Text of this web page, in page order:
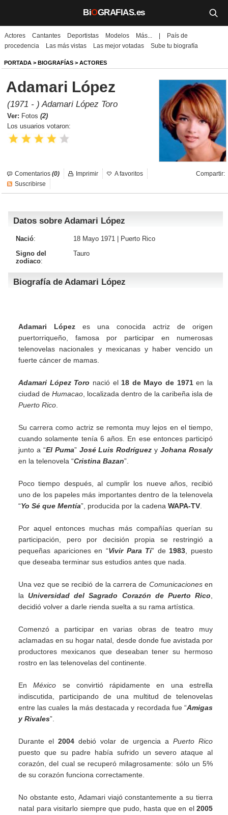
BiOGRAFIAS.es
Biografías
Películas
TV
Música
Un día como hoy
Galerías
Iniciar sesión
Actores Cantantes Deportistas Modelos Más...
País de
procedencia
Las más vistas Las mejor votadas Sube tu biografía
PORTADA > BIOGRAFÍAS > ACTORES
Adamari López
(1971 - ) Adamari López Toro
Ver: Fotos (2)
Los usuarios votaron:
Comentarios (0) Compartir:
Imprimir
A favoritos
Suscribirse
Datos sobre Adamari López
Nació: 18 Mayo 1971 |
Puerto Rico
Signo del
zodiaco:
Tauro
Biografía de Adamari López
Adamari López es una conocida actriz de origen
puertorriqueño, famosa por participar en numerosas
telenovelas nacionales y mexicanas y haber vencido un
fuerte cáncer de mamas.
Adamari López Toro nació el 18 de Mayo de 1971en la
ciudad de Humacao , localizada dentro de la caribeña isla de
Puerto Rico
Su carrera como actriz se remonta muy lejos en el tiempo,
cuando solamente tenía 6 años. En ese entonces participó
junto a “El Puma” José Luis Rodríguez yJohana Rosaly
en la telenovela “Cristina Bazan”.
Poco tiempo después, al cumplir los nueve años, recibió
uno de los papeles más importantes dentro de la telenovela
“Yo Sé que Mentía”, producida por la cadena WAPA-TV
Por aquel entonces muchas más compañías querían su
participación, pero por decisión propia se restringió a
pequeñas apariciones en “Vivir Para Ti” de 1983 , puesto
que deseaba terminar sus estudios antes que nada.
Una vez que se recibió de la carrera de Comunicacionesen
laUniversidad del Sagrado Corazón de Puerto Rico
decidió volver a darle rienda suelta a su rama artística.
Comenzó a participar en varias obras de teatro muy
aclamadas en su hogar natal, desde donde fue avistada por
productores mexicanos que deseaban tener su hermoso
rostro en las telenovelas del continente.
EnMéxico se convirtió rápidamente en una estrella
indiscutida, participando de una multitud de telenovelas
entre las cuales la más destacada y recordada fue “Amigas
y Rivales”.
Durante el2004 debió volar de urgencia a Puerto Rico
puesto que su padre había sufrido un severo ataque al
corazón, del cual se recuperó milagrosamente: sólo un 5%
de su corazón funciona correctamente.
No obstante esto, Adamari viajó constantemente a su tierra
natal para visitarlo siempre que pudo, hasta que en el 2005